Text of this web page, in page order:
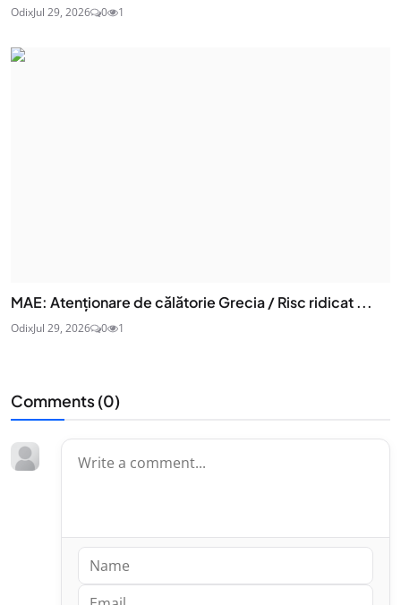
OdixJul 29, 2026 0 1
MAE: Atenţionare de călătorie Grecia / Risc ridicat ...
OdixJul 29, 2026 0 1
Comments (0)